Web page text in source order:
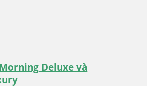
Deluxe và